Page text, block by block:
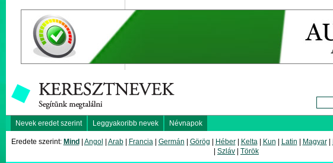
Nevek eredet szerint Leggyakoribb nevek Névnapok
Eredete szerint: Mind Angol Arab| Francia| Germán Görög Héber| Kelta| Kun Latin Magyar|
Szláv Török